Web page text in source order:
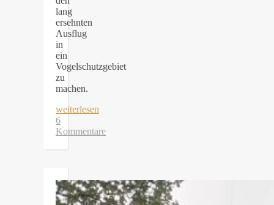
lang
ersehnten
Ausflug
in
ein
Vogelschutzgebiet
zu
machen.
weiterlesen
6
Kommentare